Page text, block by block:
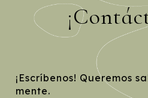
¡Escríbenos! Queremos
mente.